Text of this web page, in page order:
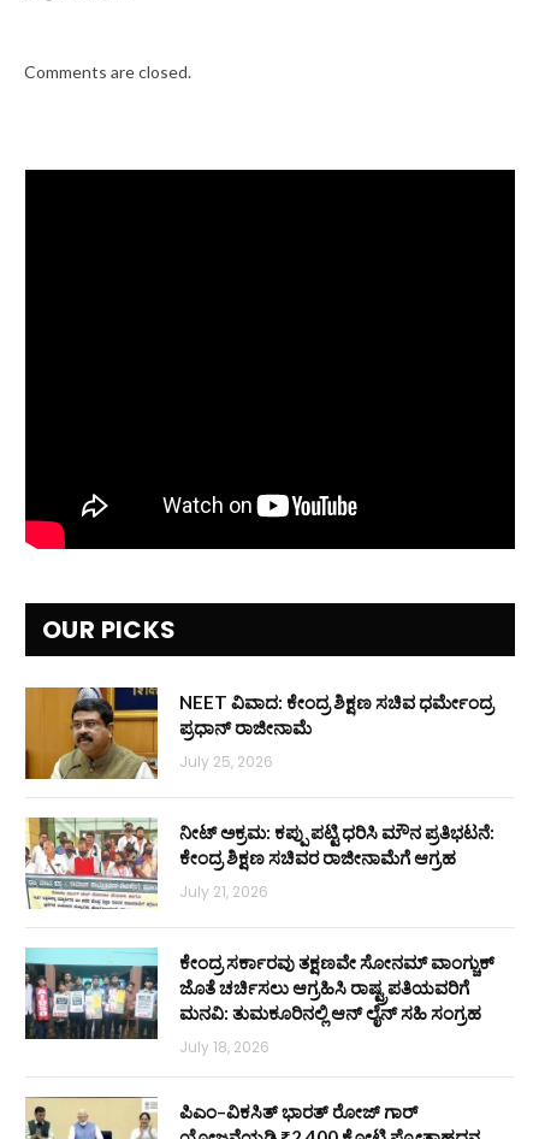
Comments are closed.
OUR PICKS
NEET ವಿವಾದ: ಕೇಂದ್ರ ಶಿಕ್ಷಣ ಸಚಿವ ಧರ್ಮೇಂದ್ರ
ಪ್ರಧಾನ್ ರಾಜೀನಾಮೆ
July 25, 2026
ನೀಟ್ ಅಕ್ರಮ: ಕಪ್ಪು ಪಟ್ಟಿ ಧರಿಸಿ ಮೌನ ಪ್ರತಿಭಟನೆ:
ಕೇಂದ್ರ ಶಿಕ್ಷಣ ಸಚಿವರ ರಾಜೀನಾಮೆಗೆ ಆಗ್ರಹ
July 21, 2026
ಕೇಂದ್ರ ಸರ್ಕಾರವು ತಕ್ಷಣವೇ ಸೋನಮ್ ವಾಂಗ್ಚುಕ್
ಜೊತೆ ಚರ್ಚಿಸಲು ಆಗ್ರಹಿಸಿ ರಾಷ್ಟ್ರಪತಿಯವರಿಗೆ
ಮನವಿ: ತುಮಕೂರಿನಲ್ಲಿ ಆನ್‌ ಲೈನ್ ಸಹಿ ಸಂಗ್ರಹ
July 18, 2026
ಪಿಎಂ–ವಿಕಸಿತ್ ಭಾರತ್ ರೋಜ್‌ ಗಾರ್